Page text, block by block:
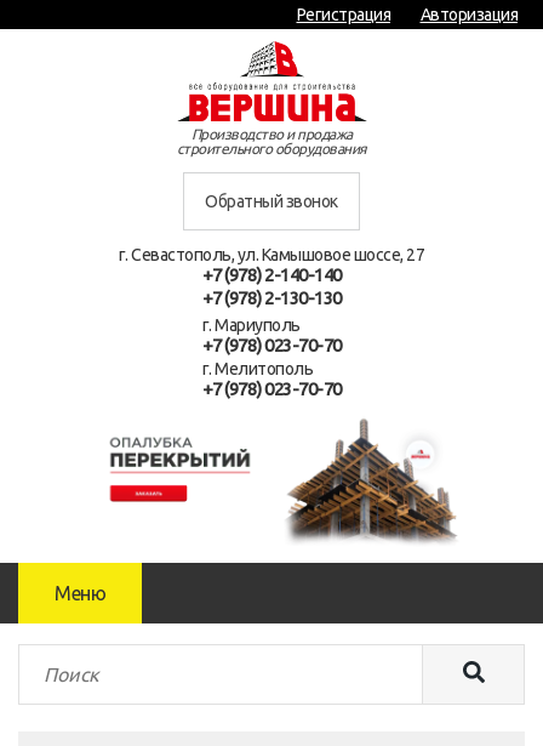
Регистрация Авторизация
Производство и продажа
строительного оборудования
Обратный звонок
г. Севастополь, ул. Камышовое шоссе, 27
+7 (978) 2-140-140
+7 (978) 2-130-130
г. Мариуполь
+7 (978) 023-70-70
г. Мелитополь
+7 (978) 023-70-70
Меню